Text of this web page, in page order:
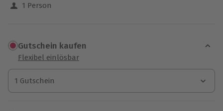
1 Person
Gutschein kaufen
Flexibel einlösbar
1 Gutschein
1 Gutschein
1 Gutschein